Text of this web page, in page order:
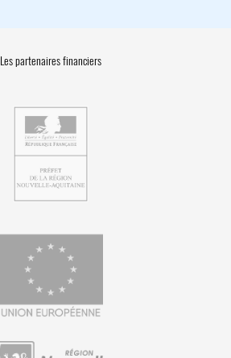
Les partenaires financiers